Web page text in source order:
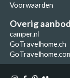
Voorwaarden
Overig aanbod
camper.nl
GoTravelhome.ch